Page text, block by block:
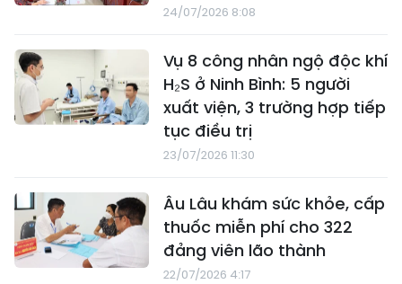
24/07/2026 8:08
Vụ 8 công nhân ngộ độc khí
H₂S ở Ninh Bình: 5 người
xuất viện, 3 trường hợp tiếp
tục điều trị
23/07/2026 11:30
Âu Lâu khám sức khỏe, cấp
thuốc miễn phí cho 322
đảng viên lão thành
22/07/2026 4:17